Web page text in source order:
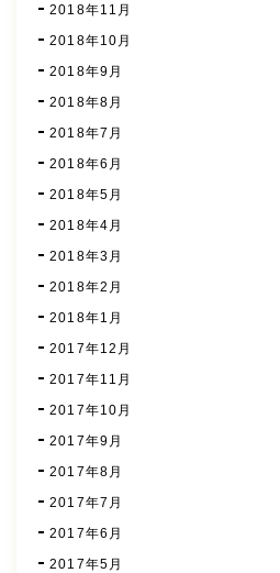
2018年11月
2018年10月
2018年9月
2018年8月
2018年7月
2018年6月
2018年5月
2018年4月
2018年3月
2018年2月
2018年1月
2017年12月
2017年11月
2017年10月
2017年9月
2017年8月
2017年7月
2017年6月
2017年5月